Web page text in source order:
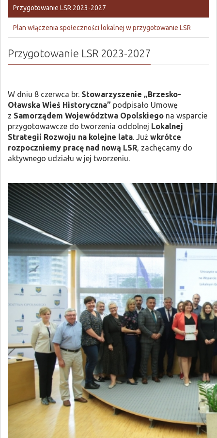
Przygotowanie LSR 2023-2027
Plan włączenia społeczności lokalnej w przygotowanie LSR
Przygotowanie LSR 2023-2027
W dniu 8 czerwca br. Stowarzyszenie „Brzesko-
Oławska Wieś Historyczna” podpisało Umowę
z Samorządem Województwa Opolskiego na wsparcie
przygotowawcze do tworzenia oddolnej Lokalnej
Strategii Rozwoju na kolejne lata. Już wkrótce
rozpoczniemy pracę nad nową LSR, zachęcamy do
aktywnego udziału w jej tworzeniu.